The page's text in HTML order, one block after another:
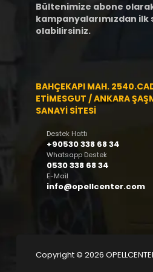
Bültenimize abone
kampanyalarımızdan ilk
olabilirsiniz.
BAHÇEKAPI MAH.
ETİMESGUT / ANKARA
SANAYİ SİTESİ
Destek Hattı
+90530 338 68 34
Whatsapp Destek
0530 338 68 34
E-Mail
info@opellcenter.com
Copyright © 2026